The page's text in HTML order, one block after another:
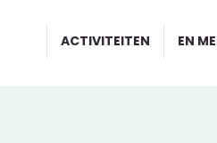
ACTIVITEITEN EN